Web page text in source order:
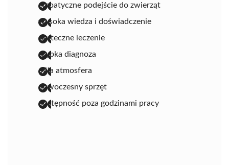
empatyczne podejście do zwierząt
wysoka wiedza i doświadczenie
skuteczne leczenie
szybka diagnoza
miła atmosfera
nowoczesny sprzęt
dostępność poza godzinami pracy